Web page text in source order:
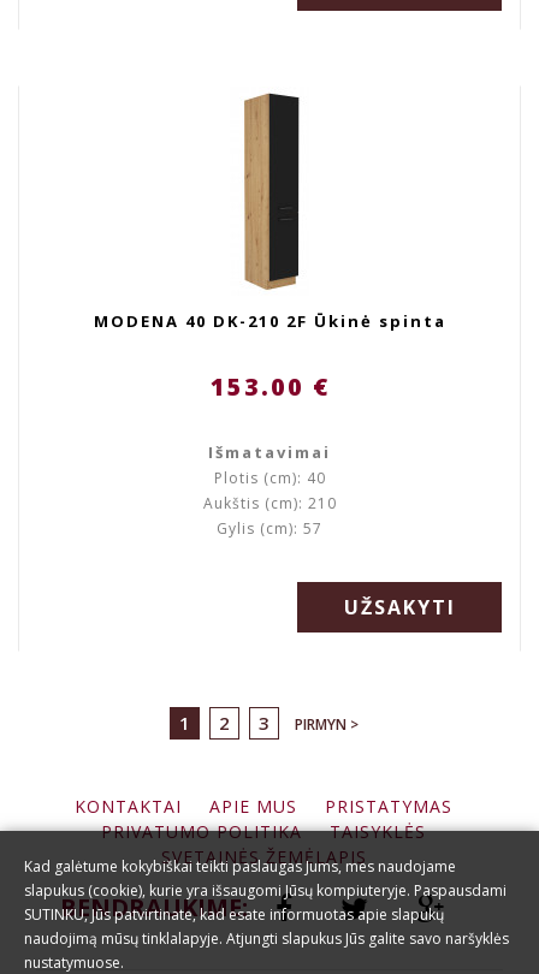
MODENA 40 DK-210 2F Ūkinė spinta
153.00 €
Išmatavimai
Plotis (cm): 40
Aukštis (cm): 210
Gylis (cm): 57
UŽSAKYTI
1 2 3 PIRMYN >
KONTAKTAI APIE MUS
PRISTATYMAS
PRIVATUMO POLITIKA
TAISYKLĖS
SVETAINĖS ŽEMĖLAPIS
BENDRAUKIME:
Kad galėtume kokybiškai teikti paslaugas Jums, mes naudojame
slapukus (cookie), kurie yra išsaugomi Jūsų kompiuteryje. Paspausdami
SUTINKU, Jūs patvirtinate, kad esate informuotas apie slapukų
naudojimą mūsų tinklalapyje. Atjungti slapukus Jūs galite savo naršyklės
nustatymuose.